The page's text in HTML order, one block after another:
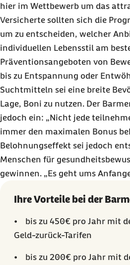
hier im Wettbewerb um das
Versicherte sollten sich die
um zu entscheiden, welcher
individuellen Lebensstil am
Präventionsangeboten von
bis zu Entspannung oder
Suchtmitteln sei eine breite
Lage, Boni zu nutzen. Der
jedoch ein: „Nicht jede
immer den maximalen Bonus
Belohnungseffekt sei jedoch
Menschen für
gewinnen. „Es geht ums
Ihre Vorteile bei der
• bis zu 450€ pro Jahr mit
Geld-zurück-Tarifen
• bis zu 200€ pro Jahr mit